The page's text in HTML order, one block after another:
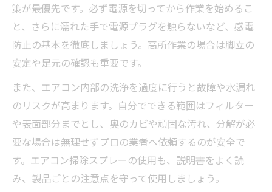
策が最優先です。必ず電源を切ってから作業を始めるこ
と、さらに濡れた手で電源プラグを触らないなど、感電
防止の基本を徹底しましょう。高所作業の場合は脚立の
安定や足元の確認も重要です。
また、エアコン内部の洗浄を過度に行うと故障や水漏れ
のリスクが高まります。自分でできる範囲はフィルター
や表面部分までとし、奥のカビや頑固な汚れ、分解が必
要な場合は無理せずプロの業者へ依頼するのが安全で
す。エアコン掃除スプレーの使用も、説明書をよく読
み、製品ごとの注意点を守って使用しましょう。